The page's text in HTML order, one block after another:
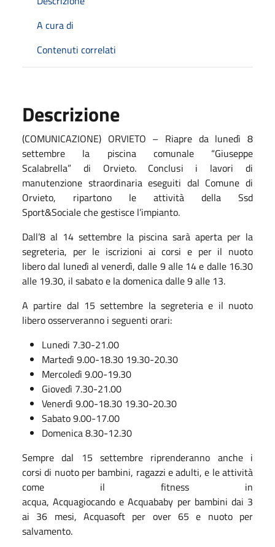
A cura di
Contenuti correlati
Descrizione
(COMUNICAZIONE) ORVIETO – Riapre da lunedì 8
settembre la piscina comunale “Giuseppe
Scalabrella” di Orvieto. Conclusi i lavori di
manutenzione straordinaria eseguiti dal Comune di
Orvieto, ripartono le attività della Ssd
Sport&Sociale che gestisce l’impianto.
Dall’8 al 14 settembre la piscina sarà aperta per la
segreteria, per le iscrizioni ai corsi e per il nuoto
libero dal lunedì al venerdì, dalle 9 alle 14 e dalle 16.30
alle 19.30, il sabato e la domenica dalle 9 alle 13.
A partire dal 15 settembre la segreteria e il nuoto
libero osserveranno i seguenti orari:
Lunedi 7.30-21.00
Martedì 9.00-18.30 19.30-20.30
Mercoledì 9.00-19.30
Giovedì 7.30-21.00
Venerdì 9.00-18.30 19.30-20.30
Sabato 9.00-17.00
Domenica 8.30-12.30
Sempre dal 15 settembre riprenderanno anche i
corsi di nuoto per bambini, ragazzi e adulti, e le attività
come il fitness in
acqua, Acquagiocando e Acquababy per bambini dai 3
ai 36 mesi, Acquasoft per over 65 e nuoto per
salvamento.